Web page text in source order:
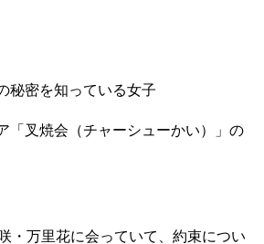
秘密を知っている女子
「叉焼会（チャーシューかい）」の
・万里花に会っていて、約束につい